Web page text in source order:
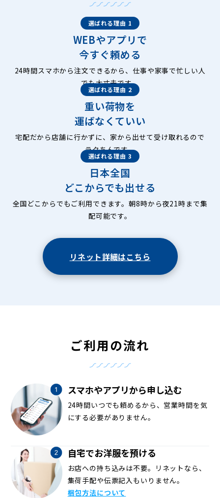
選ばれる理由 1
WEBやアプリで
今すぐ頼める
24時間スマホから注文できるから、仕事や家事で忙しい人
でも大丈夫です。
選ばれる理由 2
重い荷物を
運ばなくていい
宅配だから店舗に行かずに、家から出せて受け取れるので
ラクちんです。
選ばれる理由 3
日本全国
どこからでも出せる
全国どこからでもご利用できます。朝8時から夜21時まで集
配可能です。
リネット詳細はこちら
ご利用の流れ
スマホやアプリから申し込む
24時間いつでも頼めるから、営業時間を気
にする必要がありません。
自宅でお洋服を預ける
お店への持ち込みは不要。リネットなら、
集荷手配や伝票記入もいりません。
梱包方法について